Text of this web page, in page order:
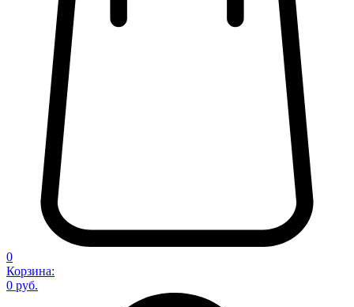
0
Корзина:
0 руб.